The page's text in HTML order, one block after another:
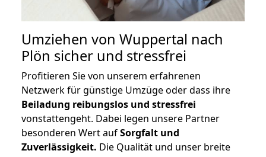
Umziehen von Wuppertal nach
Plön sicher und stressfrei
Profitieren Sie von unserem erfahrenen
Netzwerk für günstige Umzüge oder dass ihre
Beiladung reibungslos und stressfrei
vonstattengeht. Dabei legen unsere Partner
besonderen Wert aufSorgfalt und
Zuverlässigkeit. Die Qualität und unser breite